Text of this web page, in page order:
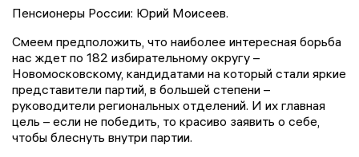
Пенсионеры России: Юрий Моисеев.
Смеем предположить, что наиболее интересная борьба
нас ждет по 182 избирательному округу –
Новомосковскому, кандидатами на который стали яркие
представители партий, в большей степени –
руководители региональных отделений. И их главная
цель – если не победить, то красиво заявить о себе,
чтобы блеснуть внутри партии.